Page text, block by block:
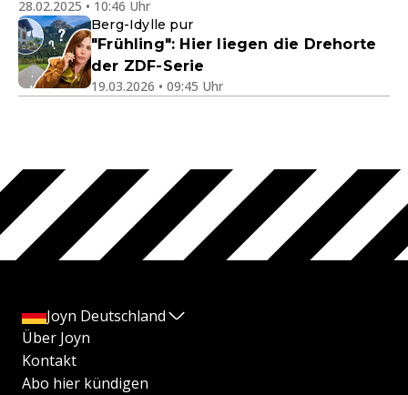
28.02.2025 • 10:46 Uhr
Berg-Idylle pur
"Frühling": Hier liegen die Drehorte
der ZDF-Serie
19.03.2026 • 09:45 Uhr
Joyn Deutschland
Über Joyn
Kontakt
Abo hier kündigen